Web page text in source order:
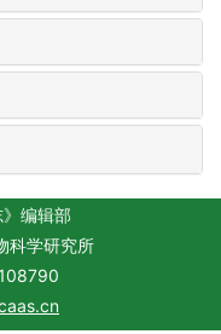
编辑部
科学研究所